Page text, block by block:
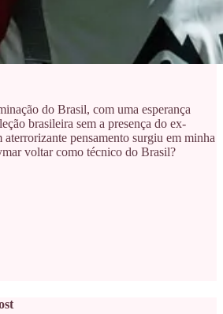
do Brasil, com uma esperança
brasileira sem a presença do ex-
pensamento surgiu em minha
voltar como técnico do Brasil?